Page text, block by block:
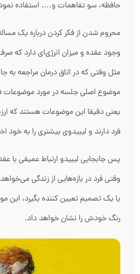
حافظه، سو تفاهمات و…. استفاده
محروم شدن از فکر کردن درباره یک
وجود عقده و میزان انرژی‌ای دارد که
مثل وقتی که در اتاق درمان مراجعه به
موضوع اصلی جلسه در مورد موضوعات
یعنی دقیقا این موضوعات هستند که
فرد دارند و لیبیدوی بیشتری را به خود
پس جابجایی لیبیدو ارتباط عمیقی با
وقتی فرد در بازه‌هایی از زندگی
یا یک تصمیم تعیین کننده بگیرد، این
رنگ خودش را نشان خواهد داد.